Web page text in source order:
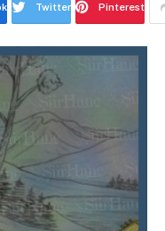
Twitter Pinterest